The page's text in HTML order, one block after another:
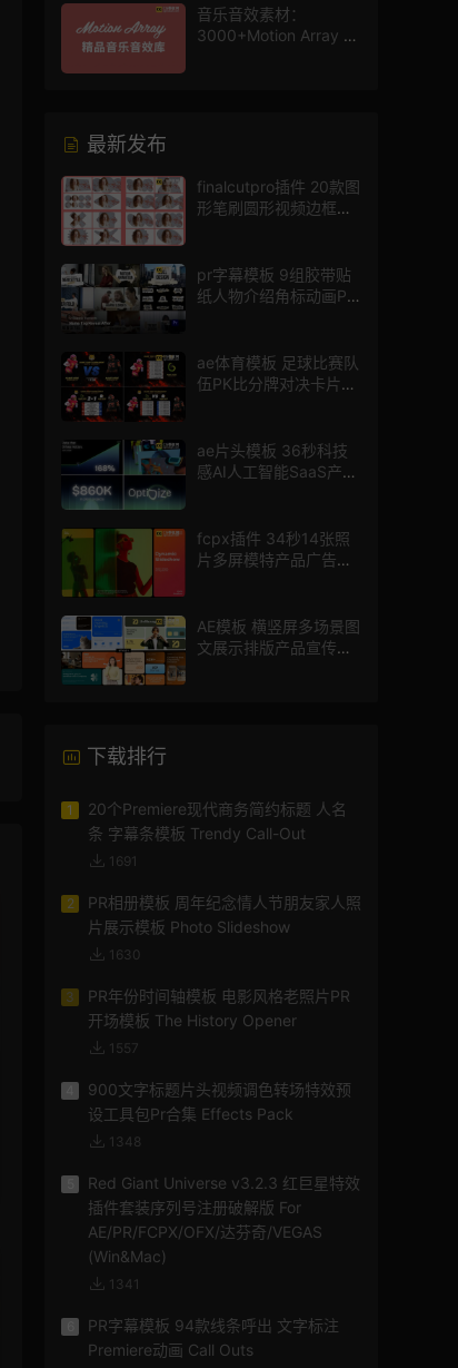
音乐音效素材：
3000+Motion Array 影
最新发布
finalcutpro插件 20款图
形笔刷圆形视频边框遮
pr字幕模板 9组胶带贴
纸人物介绍角标动画PR
ae体育模板 足球比赛队
伍PK比分牌对决卡片球
ae片头模板 36秒科技
感AI人工智能SaaS产品
fcpx插件 34秒14张照
片多屏模特产品广告宣
AE模板 横竖屏多场景图
文展示排版产品宣传视
下载排行
1
20个Premiere现代商务简约标题 人名
条 字幕条模板 Trendy Call-Out
1691
2
PR相册模板 周年纪念情人节朋友家人照
片展示模板 Photo Slideshow
1630
3
PR年份时间轴模板 电影风格老照片PR
开场模板 The History Opener
1557
900文字标题片头视频调色转场特效预
设工具包Pr合集 Effects Pack
1348
Red Giant Universe v3.2.3 红巨星特效
插件套装序列号注册破解版 For
AE/PR/FCPX/OFX/达芬奇/VEGAS
(Win&Mac)
1341
PR字幕模板 94款线条呼出 文字标注
Premiere动画 Call Outs